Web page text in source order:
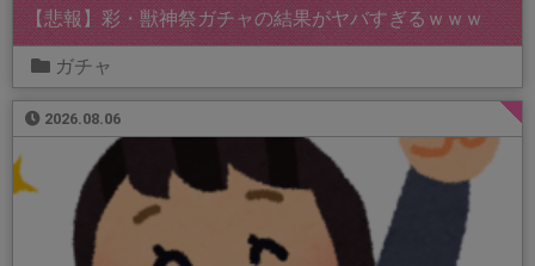
【悲報】彩・獣神祭ガチャの結果がヤバすぎるｗｗｗ
ガチャ
2026.08.06